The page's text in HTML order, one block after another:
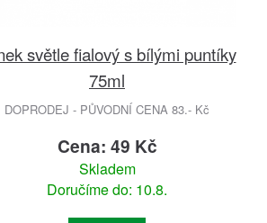
světle fialový s bílými puntíky
75ml
DOPRODEJ - PŮVODNÍ CENA 83.- Kč
Cena: 49 Kč
Skladem
Doručíme do: 10.8.